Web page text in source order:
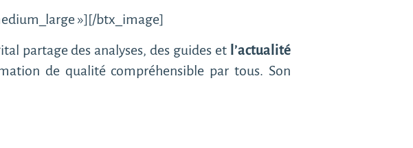
»][/btx_image]
partage des analyses, des guides et l’actualité
de qualité compréhensible par tous. Son